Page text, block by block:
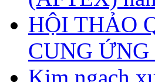
HỘI THẢO
CUNG
Kim ngạch